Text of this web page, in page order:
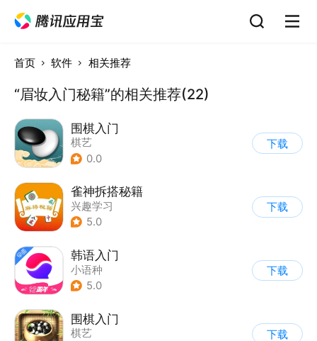
首页 软件 相关推荐
“眉妆入门秘籍”的相关推荐(22)
围棋入门
棋艺
0.0
下载
雀神拆搭秘籍
兴趣学习
5.0
下载
韩语入门
小语种
5.0
下载
围棋入门
棋艺
下载